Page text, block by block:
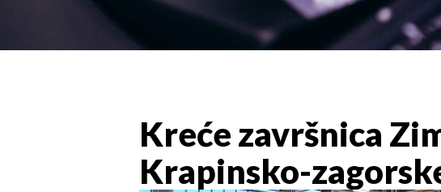
Kreće završnica
Krapinsko-